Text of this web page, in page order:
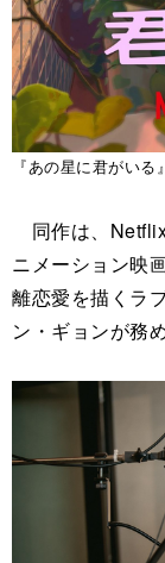
『あの星に君がいる
同作は、
ニメーション映
離恋愛を描くラ
ン・ギョンが務